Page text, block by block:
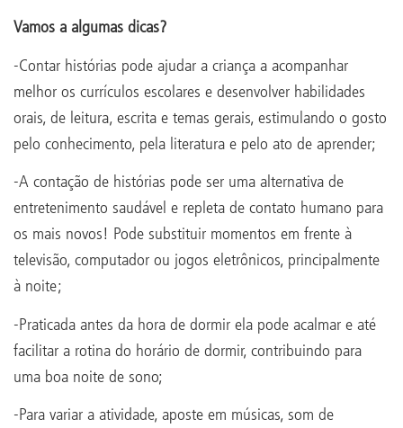
Vamos a algumas dicas?
-Contar histórias pode ajudar a criança a acompanhar
melhor os currículos escolares e desenvolver habilidades
orais, de leitura, escrita e temas gerais, estimulando o gosto
pelo conhecimento, pela literatura e pelo ato de aprender;
-A contação de histórias pode ser uma alternativa de
entretenimento saudável e repleta de contato humano para
os mais novos! Pode substituir momentos em frente à
televisão, computador ou jogos eletrônicos, principalmente
à noite;
-Praticada antes da hora de dormir ela pode acalmar e até
facilitar a rotina do horário de dormir, contribuindo para
uma boa noite de sono;
-Para variar a atividade, aposte em músicas, som de